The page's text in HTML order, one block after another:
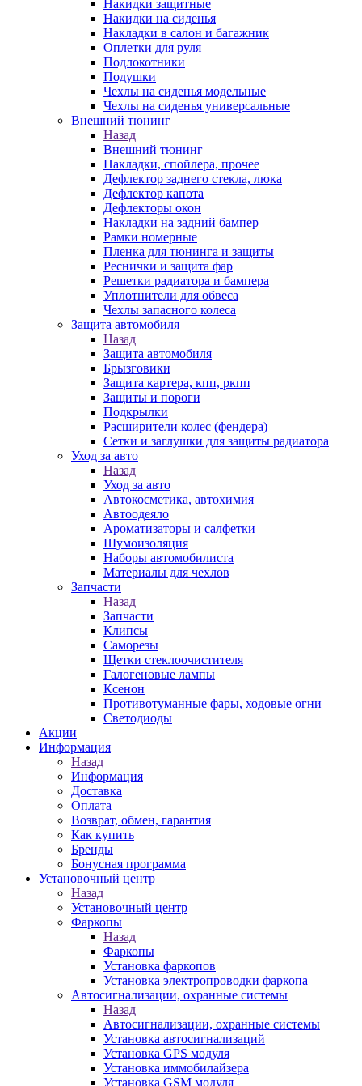
Накидки защитные
Накидки на сиденья
Накладки в салон и багажник
Оплетки для руля
Подлокотники
Подушки
Чехлы на сиденья модельные
Чехлы на сиденья универсальные
Внешний тюнинг
Назад
Внешний тюнинг
Накладки, спойлера, прочее
Дефлектор заднего стекла, люка
Дефлектор капота
Дефлекторы окон
Накладки на задний бампер
Рамки номерные
Пленка для тюнинга и защиты
Реснички и защита фар
Решетки радиатора и бампера
Уплотнители для обвеса
Чехлы запасного колеса
Защита автомобиля
Назад
Защита автомобиля
Брызговики
Защита картера, кпп, ркпп
Защиты и пороги
Подкрылки
Расширители колес (фендера)
Сетки и заглушки для защиты радиатора
Уход за авто
Назад
Уход за авто
Автокосметика, автохимия
Автоодеяло
Ароматизаторы и салфетки
Шумоизоляция
Наборы автомобилиста
Материалы для чехлов
Запчасти
Назад
Запчасти
Клипсы
Саморезы
Щетки стеклоочистителя
Галогеновые лампы
Ксенон
Противотуманные фары, ходовые огни
Светодиоды
Акции
Информация
Назад
Информация
Доставка
Оплата
Возврат, обмен, гарантия
Как купить
Бренды
Бонусная программа
Установочный центр
Назад
Установочный центр
Фаркопы
Назад
Фаркопы
Установка фаркопов
Установка электропроводки фаркопа
Автосигнализации, охранные системы
Назад
Автосигнализации, охранные системы
Установка автосигнализаций
Установка GPS модуля
Установка иммобилайзера
Установка GSM модуля